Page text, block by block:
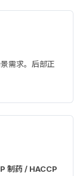
需求。后部正
制药 / HACCP